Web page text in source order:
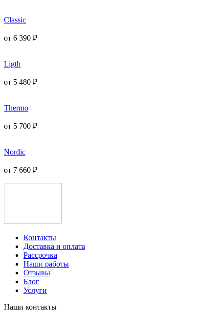
Classic
от 6 390 ₽
Ligth
от 5 480 ₽
Thermo
от 5 700 ₽
Nordic
от 7 660 ₽
Контакты
Доставка и оплата
Рассрочка
Наши работы
Отзывы
Блог
Услуги
Наши контакты